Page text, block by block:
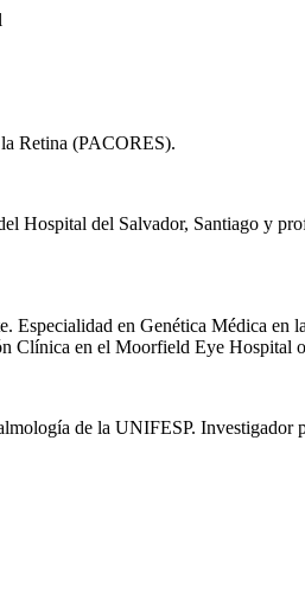
Retina (PACORES).
Hospital del Salvador, Santiago y
en Genética Médica
Clínica en el Moorfield Eye Hospital
de la UNIFESP. Investigador